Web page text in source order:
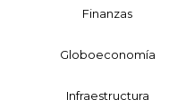
Finanzas
Globoeconomía
Infraestructura